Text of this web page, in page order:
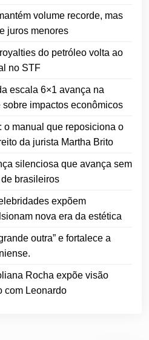
volume recorde, mas
juros menores
do petróleo volta ao
no STF
escala 6×1 avança na
impactos econômicos
o manual que reposiciona o
da jurista Martha Brito
silenciosa que avança sem
brasileiros
expõem
nova era da estética
outra” e fortalece a
Rocha expõe visão
com Leonardo